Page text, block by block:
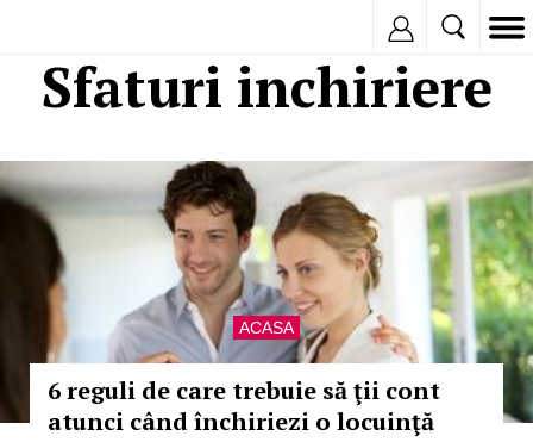
Sfaturi inchiriere
ACASA
6 reguli de care trebuie să ţii cont
atunci când închiriezi o locuinţă